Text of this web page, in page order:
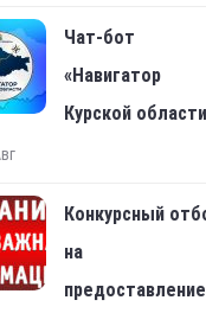
Чат-бот
«Навигатор
Курской
Конкурсный
на